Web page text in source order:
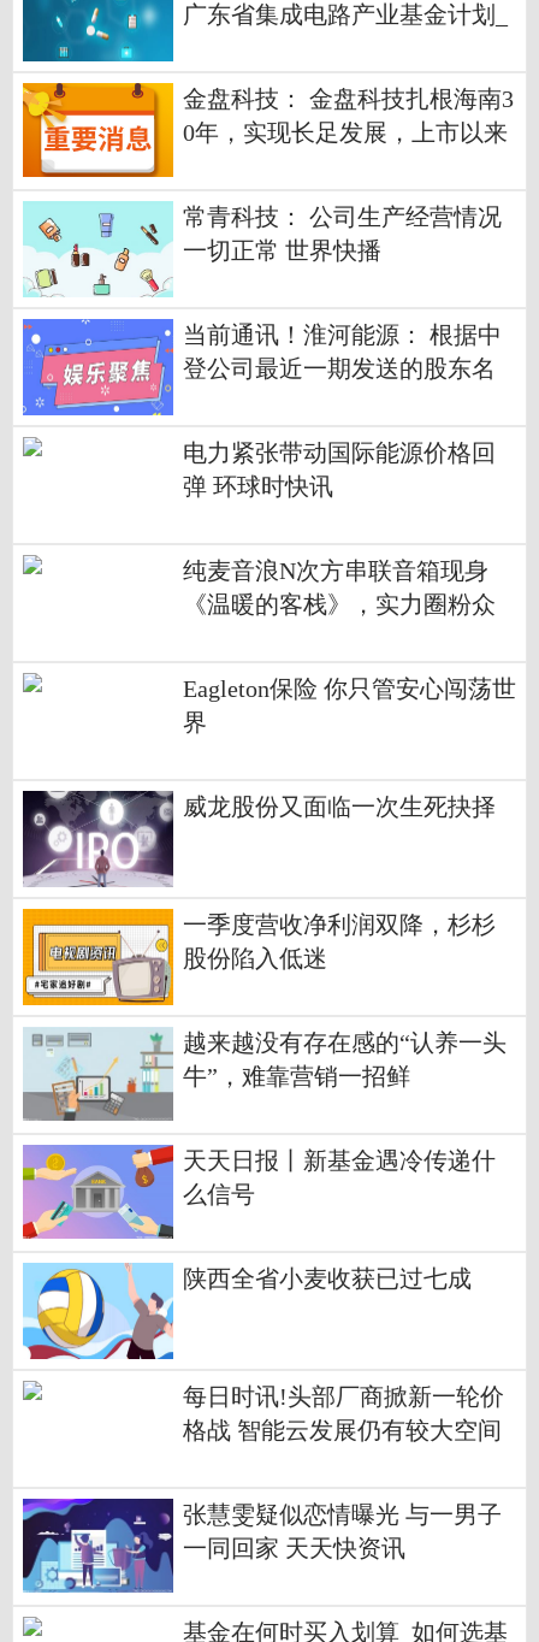
广东省集成电路产业基金计划_
金盘科技： 金盘科技扎根海南3
0年，实现长足发展，上市以来
常青科技： 公司生产经营情况
一切正常 世界快播
当前通讯！淮河能源： 根据中
登公司最近一期发送的股东名
户
电力紧张带动国际能源价格回
弹 环球时快讯
纯麦音浪N次方串联音箱现身
《温暖的客栈》，实力圈粉众
Eagleton保险 你只管安心闯荡世
界
威龙股份又面临一次生死抉择
一季度营收净利润双降，杉杉
股份陷入低迷
越来越没有存在感的“认养一头
牛”，难靠营销一招鲜
天天日报丨新基金遇冷传递什
么信号
陕西全省小麦收获已过七成
每日时讯!头部厂商掀新一轮价
格战 智能云发展仍有较大空间
张慧雯疑似恋情曝光 与一男子
一同回家 天天快资讯
基金在何时买入划算_如何选基